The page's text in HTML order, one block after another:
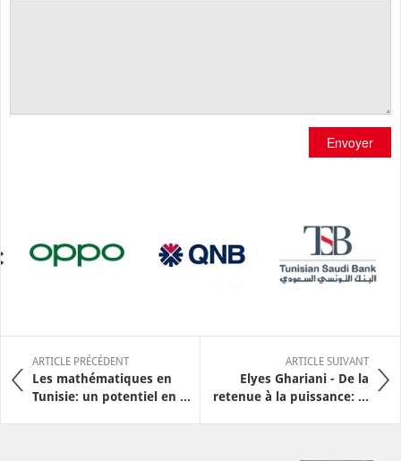
Envoyer
ARTICLE PRÉCÉDENT
Les mathématiques en
Tunisie: un potentiel en ...
ARTICLE SUIVANT
Elyes Ghariani - De la
retenue à la puissance: ...